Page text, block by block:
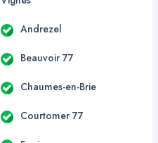
Andrezel
Beauvoir 77
Chaumes-en-Brie
Courtomer 77